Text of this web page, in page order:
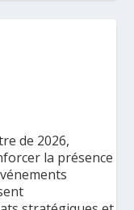
de 2026,
la présence